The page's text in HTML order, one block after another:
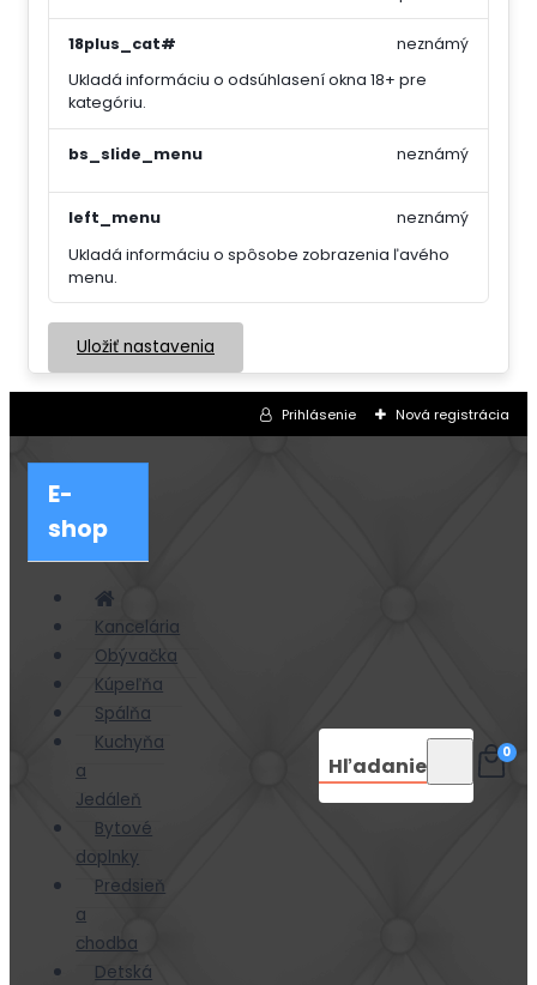
18plus_cat#
Ukladá informáciu o odsúhlasení okna 18+ pre
kategóriu.
neznámý
bs_slide_menu neznámý
left_menu
Ukladá informáciu o spôsobe zobrazenia ľavého
menu.
neznámý
Uložiť nastavenia
Prihlásenie Nová registrácia
E-
shop
Kancelária
Obývačka
Kúpeľňa
Spálňa
Kuchyňa
a
Jedáleň
Bytové
doplnky
Predsieň
a
chodba
Detská
Hľadanie 0